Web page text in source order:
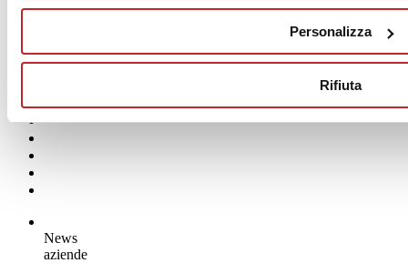
Personalizza
Rifiuta
News
aziende